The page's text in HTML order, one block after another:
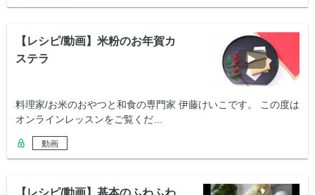
【レシピ/動画】米粉のお年賀カ
ステラ
料理家/お米のおやつと和食の専門家 伊藤けいこです。 この度は
オンラインレッスンをご覧くだ…
動画
【レシピ/動画】基本のふわふわ